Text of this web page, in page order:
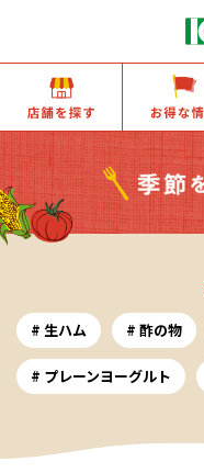
店舗を探す
生ハム
酢の物
プレーンヨーグルト